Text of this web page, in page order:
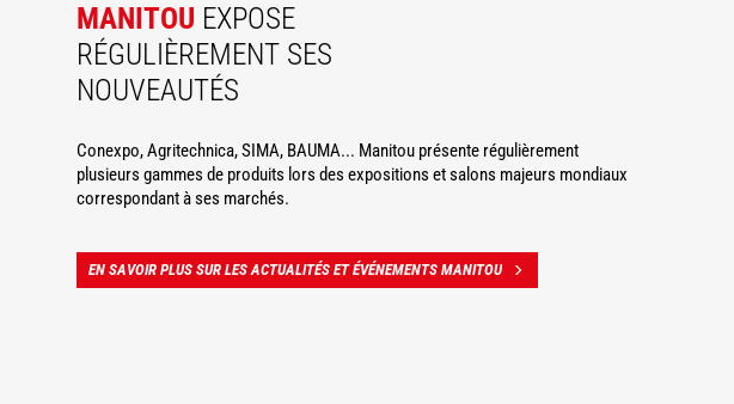
MANITOU EXPOSE
RÉGULIÈREMENT SES
NOUVEAUTÉS
Conexpo, Agritechnica, SIMA, BAUMA... Manitou présente régulièrement
plusieurs gammes de produits lors des expositions et salons majeurs mondiaux
correspondant à ses marchés.
EN SAVOIR PLUS SUR LES ACTUALITÉS ET ÉVÉNEMENTS MANITOU